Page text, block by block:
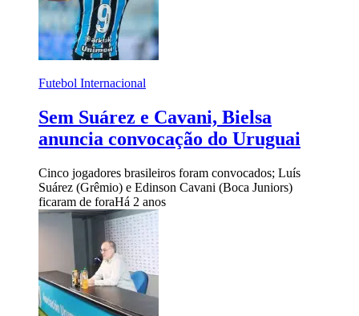
Futebol Internacional
Sem Suárez e Cavani, Bielsa
anuncia convocação do Uruguai
Cinco jogadores brasileiros foram convocados; Luís
Suárez (Grêmio) e Edinson Cavani (Boca Juniors)
ficaram de foraHá 2 anos